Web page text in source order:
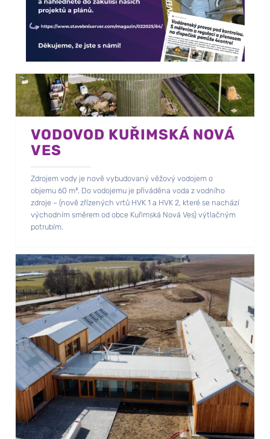
VODOVOD KUŘIMSKÁ NOVÁ
VES
Zdrojem vody je nově vybudovaný věžový vodojem o
objemu 60 m³. Do vodojemu je přiváděna voda z vodního
zdroje – (nově zřízených vrtů HVK 1 a HVK 2, které se nachází
východním směrem od obce Kuřimská Nová Ves) výtlačným
potrubím.